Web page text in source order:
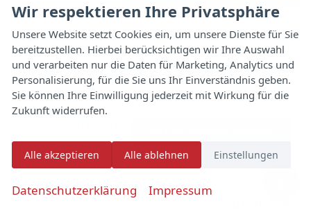
187318 Getriebe
Doppelkupplungsgetriebe (DSG)
Kraftstoff Hybrid Benzin Außenfarbe Ultimater Red R2P
Leistung 95 kW (129 PS) Kilometerstand 10 km
10.10.2025
28.740,– €
incl. 19% MwSt.
Details
CO2-Klasse: C
CO 2-Emissionen: 103,00 g/km
ich interessiere mich für das oben
genannte Fahrzeug und freue mich
über Eure Kontaktaufnahme.
Viele Grüße
Wir respektieren Ihre Privatsphäre
Unsere Website setzt Cookies ein, um unsere Dienste für Sie
bereitzustellen. Hierbei berücksichtigen wir Ihre Auswahl
und verarbeiten nur die Daten für Marketing, Analytics und
Personalisierung, für die Sie uns Ihr Einverständnis geben.
Sie können Ihre Einwilligung jederzeit mit Wirkung für die
Zukunft widerrufen.
Alle akzeptieren Alle ablehnen Einstellungen
Datenschutzerklärung Impressum